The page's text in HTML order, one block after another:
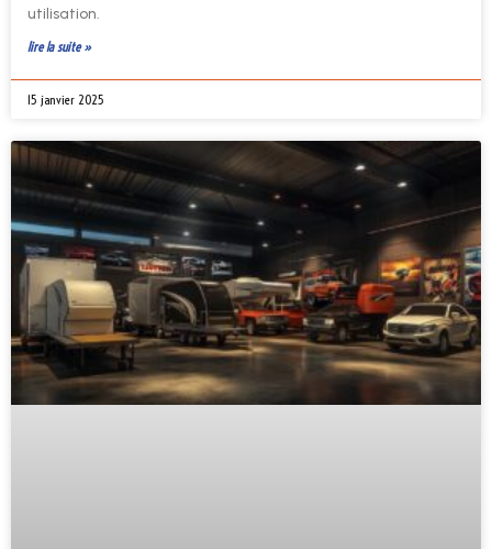
utilisation.
lire la suite »
15 janvier 2025